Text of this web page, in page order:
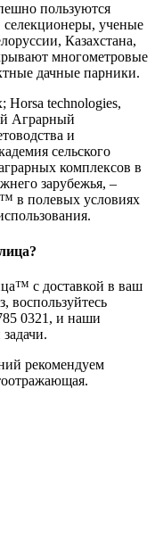
пользуются
селекционеры, ученые
Казахстана,
многометровые
дачные парники.
technologies,
Аграрный
и
сельского
комплексов в
зарубежья, –
в полевых условиях
с доставкой в ваш
воспользуйтесь
0321 , и наши
рекомендуем